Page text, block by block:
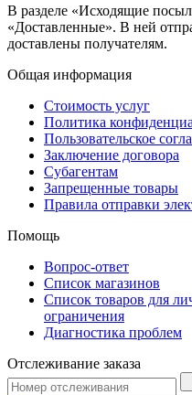
В разделе «Исходящие
«Доставленные». В ней
доставлены получателям.
Общая информация
Стоимость услуг
Политика
Пользовательское
Заключение договора
Субагентам
Запрещенные товары
Правила отправки
Помощь
Вопрос-ответ
Список магазинов
Список товаров для
ограничения
Диагностика проблем
Отслеживание заказа